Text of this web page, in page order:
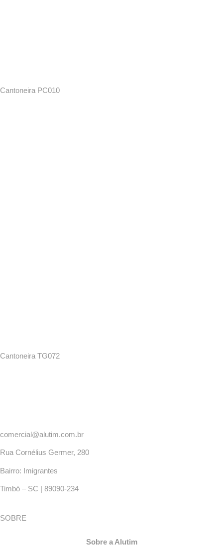
Cantoneira PC010
Cantoneira TG072
comercial@alutim.com.br
Rua Cornélius Germer, 280
Bairro: Imigrantes
Timbó – SC | 89090-234
SOBRE
Sobre a Alutim